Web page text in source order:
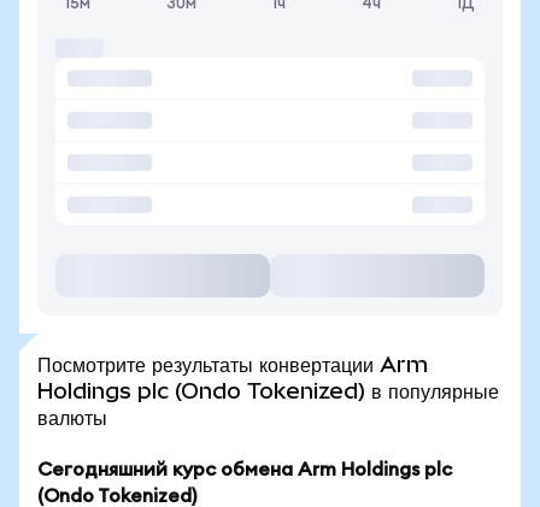
15м 30м 1ч 4ч 1Д
Посмотрите результаты конвертации Arm
Holdings plc (Ondo Tokenized) в популярные
валюты
Сегодняшний курс обмена Arm Holdings plc
(Ondo Tokenized)